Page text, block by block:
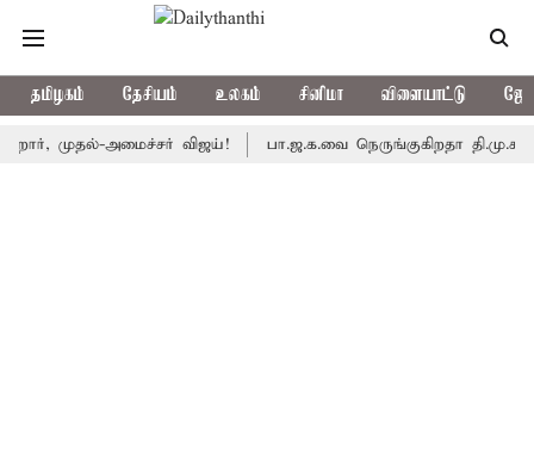
தமிழகம் தேசியம் உலகம் சினிமா விளையாட்டு
அமைச்சர் விஜய்! பா.ஜ.க.வை நெருங்குகிறதா தி.மு.க.?